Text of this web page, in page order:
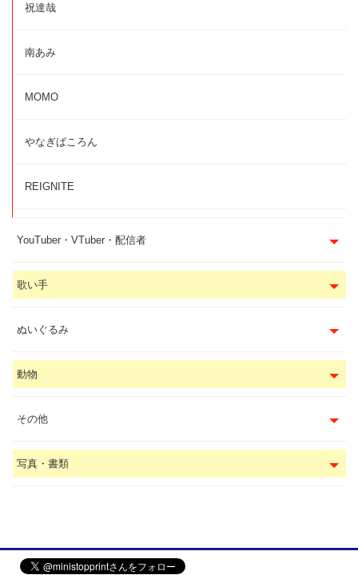
祝達哉
南あみ
MOMO
やなぎばころん
REIGNITE
YouTuber・VTuber・配信者
歌い手
ぬいぐるみ
動物
その他
写真・書類